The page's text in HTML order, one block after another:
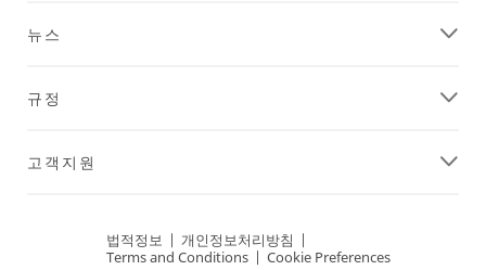
뉴스
규정
고객지원
법적정보 | 개인정보처리방침 |
Terms and Conditions | Cookie Preferences